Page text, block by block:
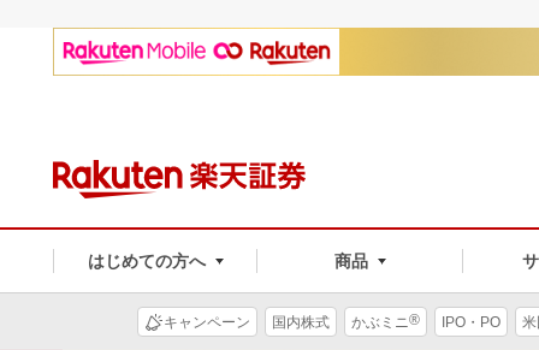
はじめての方へ 商品
キャンペーン 国内株式 かぶミニ® IPO・PO